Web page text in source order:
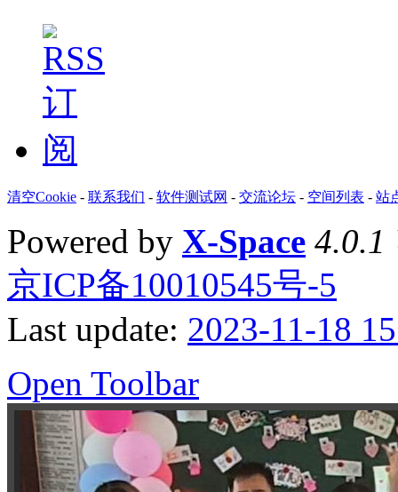
清空Cookie - 联系我们 - 软件测试网 - 交流论坛 - 空间列表 - 站
Powered by X-Space 4.0.1
京ICP备10010545号-5
Last update: 2023-11-18
Open Toolbar